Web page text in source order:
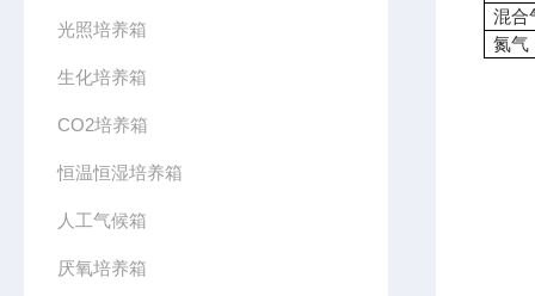
光照培养箱
生化培养箱
CO2培养箱
恒温恒湿培养箱
人工气候箱
厌氧培养箱
混合
氮气